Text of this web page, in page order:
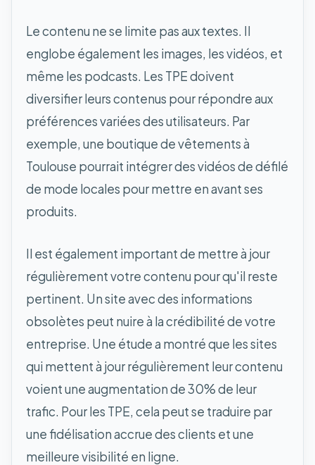
Le contenu ne se limite pas aux textes. Il
englobe également les images, les vidéos, et
même les podcasts. Les TPE doivent
diversifier leurs contenus pour répondre aux
préférences variées des utilisateurs. Par
exemple, une boutique de vêtements à
Toulouse pourrait intégrer des vidéos de défilé
de mode locales pour mettre en avant ses
produits.
Il est également important de mettre à jour
régulièrement votre contenu pour qu'il reste
pertinent. Un site avec des informations
obsolètes peut nuire à la crédibilité de votre
entreprise. Une étude a montré que les sites
qui mettent à jour régulièrement leur contenu
voient une augmentation de 30% de leur
trafic. Pour les TPE, cela peut se traduire par
une fidélisation accrue des clients et une
meilleure visibilité en ligne.